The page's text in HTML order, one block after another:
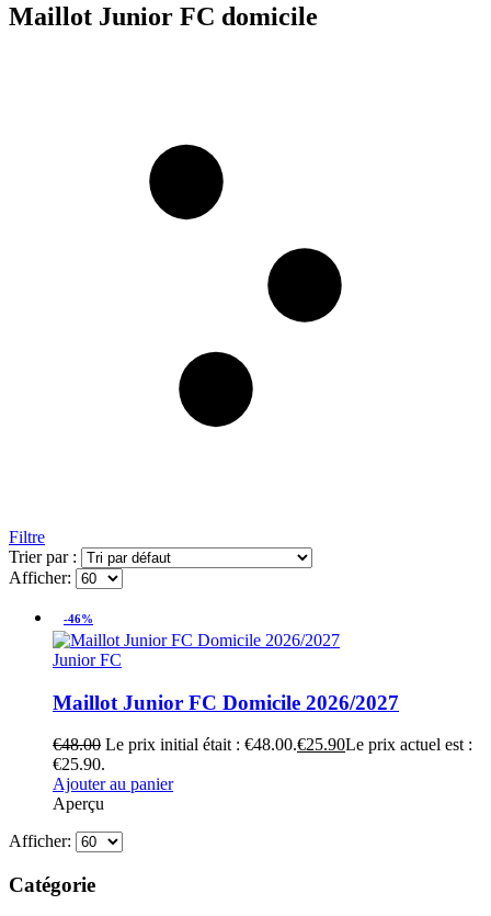
Maillot Junior FC domicile
Filtre
Trier par :
Afficher:
-46%
Junior FC
Maillot Junior FC Domicile 2026/2027
€48.00 Le prix initial était : €48.00.€25.90Le prix actuel est :
€25.90.
Ajouter au panier
Aperçu
Afficher:
Catégorie